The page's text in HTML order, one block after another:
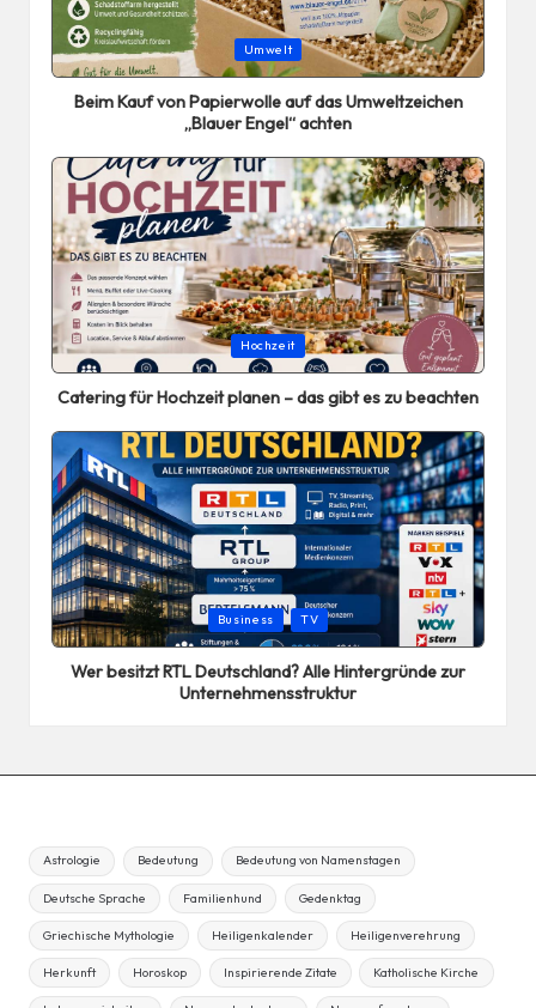
Posted
in
Umwelt
Beim Kauf von Papierwolle auf das Umweltzeichen
„Blauer Engel“ achten
Posted
in
Hochzeit
Catering für Hochzeit planen – das gibt es zu beachten
Posted
in
Business TV
Wer besitzt RTL Deutschland? Alle Hintergründe zur
Unternehmensstruktur
Astrologie Bedeutung Bedeutung von Namenstagen
Deutsche Sprache Familienhund Gedenktag
Griechische Mythologie Heiligenkalender Heiligenverehrung
Herkunft Horoskop Inspirierende Zitate Katholische Kirche